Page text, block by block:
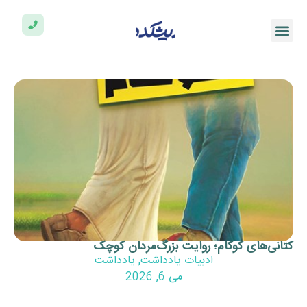
کوکام؛ روایت بزرگ‌مردان کوچک
ادبیات یادداشت,یادداشت